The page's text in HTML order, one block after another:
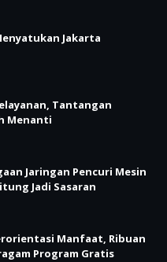
Jakarta
Tantangan
Menanti
Jaringan Pencuri Mesin
Jadi Sasaran
Manfaat, Ribuan
Program Gratis